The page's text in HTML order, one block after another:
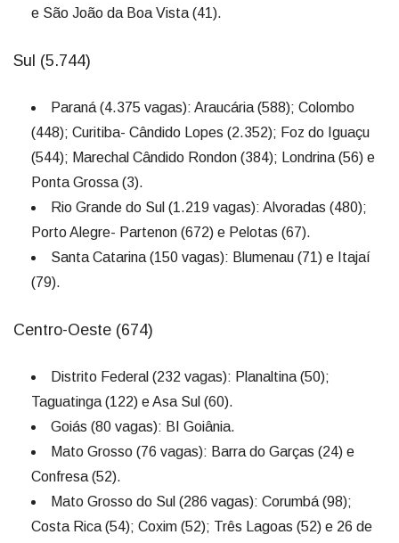
e São João da Boa Vista (41).
Sul (5.744)
Paraná (4.375 vagas): Araucária (588); Colombo
(448); Curitiba- Cândido Lopes (2.352); Foz do Iguaçu
(544); Marechal Cândido Rondon (384); Londrina (56) e
Ponta Grossa (3).
Rio Grande do Sul (1.219 vagas): Alvoradas (480);
Porto Alegre- Partenon (672) e Pelotas (67).
Santa Catarina (150 vagas): Blumenau (71) e Itajaí
(79).
Centro-Oeste (674)
Distrito Federal (232 vagas): Planaltina (50);
Taguatinga (122) e Asa Sul (60).
Goiás (80 vagas): BI Goiânia.
Mato Grosso (76 vagas): Barra do Garças (24) e
Confresa (52).
Mato Grosso do Sul (286 vagas): Corumbá (98);
Costa Rica (54); Coxim (52); Três Lagoas (52) e 26 de